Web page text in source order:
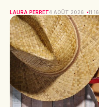
LAURA PERRET4 AOÛT 2026 11:16